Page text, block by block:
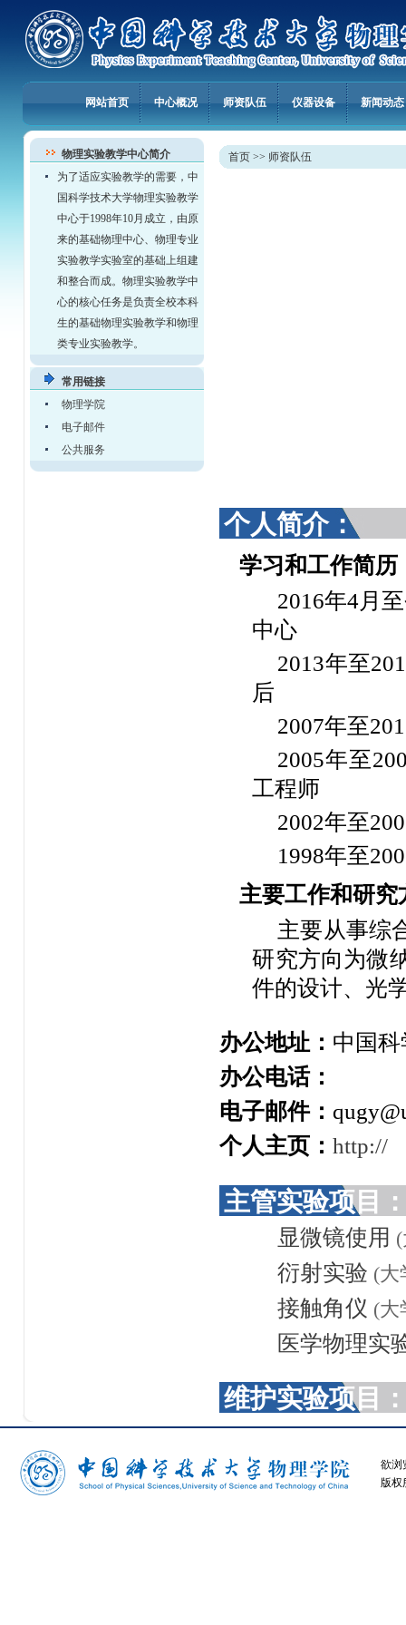
网站首页 中心概况 师资队伍 仪器设备 新闻动态
物理实验教学中心简介
为了适应实验教学的需要，中
国科学技术大学物理实验教学
中心于1998年10月成立，由原
来的基础物理中心、物理专业
实验教学实验室的基础上组建
和整合而成。物理实验教学中
心的核心任务是负责全校本科
生的基础物理实验教学和物理
类专业实验教学。
常用链接
物理学院
电子邮件
公共服务
首页 >> 师资队伍
个人简介：
学习和工作简历
2016年4月
中心
2013年至
后
2007年至
2005年至
工程师
2002年至
1998年至
主要工作和研究
主要从事综
研究方向为微
件的设计、光
办公地址： 中国
办公电话：
电子邮件：
个人主页： http://
主管实验项目
显微镜使用
衍射实验 (大
接触角仪 (大
医学物理实
维护实验项目
欲浏
版权